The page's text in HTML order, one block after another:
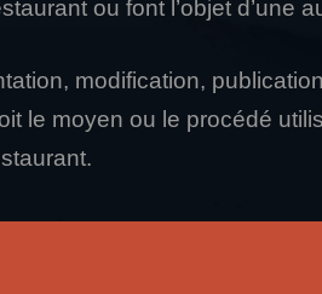
ou font l’objet d’une
modification,
le moyen ou le procédé
du site ou de l’un
d’une contrefaçon et